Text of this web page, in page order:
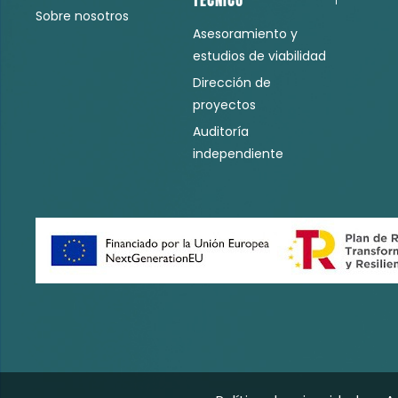
Portfolio
Sobre nosotros
Asesoramiento y
estudios de viabilidad
Dirección de
proyectos
Auditoría
independiente